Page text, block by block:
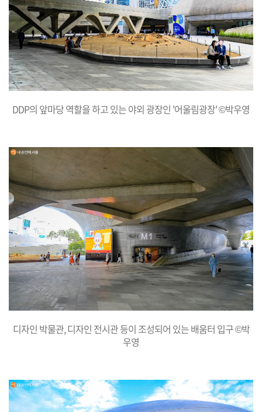
DDP의 앞마당 역할을 하고 있는 야외 광장인 '어울림광장' ©박우영
디자인 박물관, 디자인 전시관 등이 조성되어 있는 배움터 입구 ©박
우영